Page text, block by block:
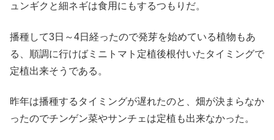
ュンギクと細ネギは食用にもするつもりだ。
播種して3日～4日経ったので発芽を始めている植物もあ
る、順調に行けばミニトマト定植後根付いたタイミングで
定植出来そうである。
昨年は播種するタイミングが遅れたのと、畑が決まらなか
ったのでチンゲン菜やサンチェは定植も出来なかった。